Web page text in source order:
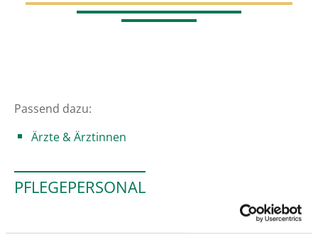
Passend dazu:
Ärzte & Ärztinnen
PFLEGEPERSONAL
Personelle Ausstattung der Fachabteilung mit
Pflegepersonal. Mitarbeitende, die nicht eindeutig